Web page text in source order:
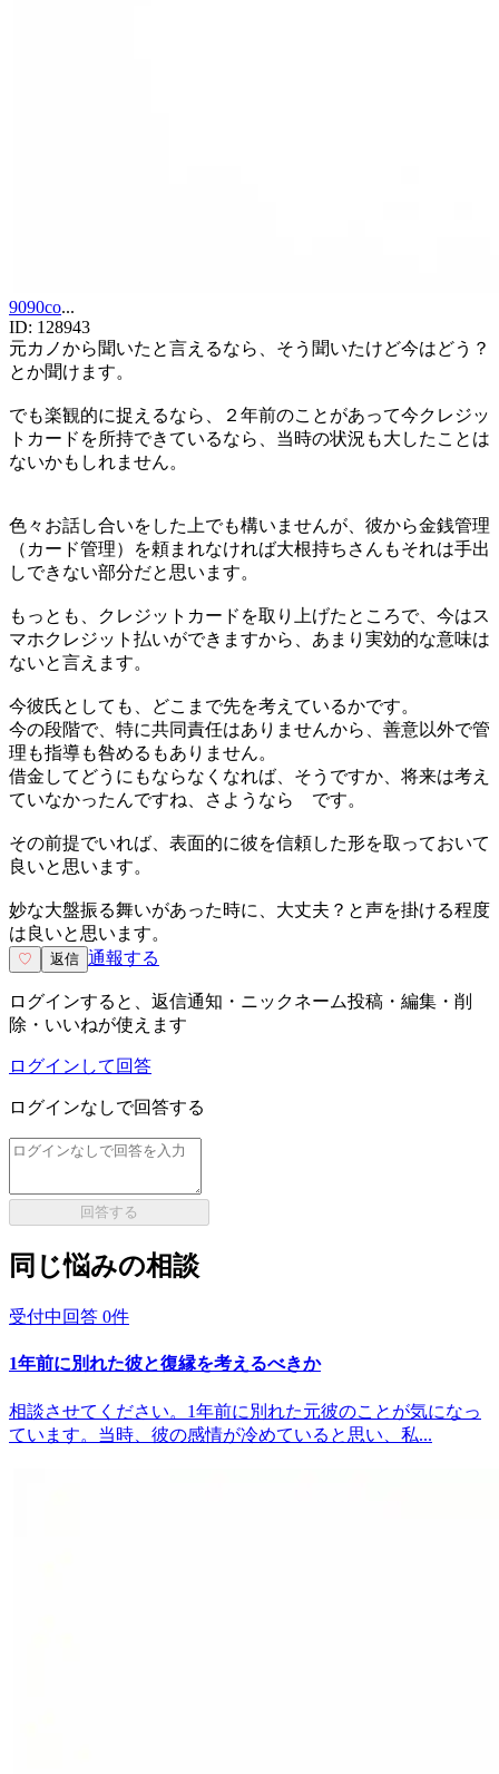
9090co...
ID: 128943
元カノから聞いたと言えるなら、そう聞いたけど今はどう？
とか聞けます。
でも楽観的に捉えるなら、２年前のことがあって今クレジッ
トカードを所持できているなら、当時の状況も大したことは
ないかもしれません。
色々お話し合いをした上でも構いませんが、彼から金銭管理
（カード管理）を頼まれなければ大根持ちさんもそれは手出
しできない部分だと思います。
もっとも、クレジットカードを取り上げたところで、今はス
マホクレジット払いができますから、あまり実効的な意味は
ないと言えます。
今彼氏としても、どこまで先を考えているかです。
今の段階で、特に共同責任はありませんから、善意以外で管
理も指導も咎めるもありません。
借金してどうにもならなくなれば、そうですか、将来は考え
ていなかったんですね、さようなら です。
その前提でいれば、表面的に彼を信頼した形を取っておいて
良いと思います。
妙な大盤振る舞いがあった時に、大丈夫？と声を掛ける程度
は良いと思います。
♡ 返信 通報する
ログインすると、返信通知・ニックネーム投稿・編集・削
除・いいねが使えます
ログインして回答
ログインなしで回答する
回答する
同じ悩みの相談
受付中 回答 0件
1年前に別れた彼と復縁を考えるべきか
相談させてください。1年前に別れた元彼のことが気になっ
ています。当時、彼の感情が冷めていると思い、私...